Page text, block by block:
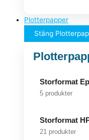
Plotterpapper
Stäng
Storformat
5 produkter
Storformat
21 produkter